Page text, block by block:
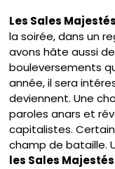
Les Sales Majestés
la soirée, dans un
avons hâte aussi de
bouleversements
année, il sera
deviennent. Une
paroles anars et
capitalistes.
champ de bataille.
les Sales Majestés.